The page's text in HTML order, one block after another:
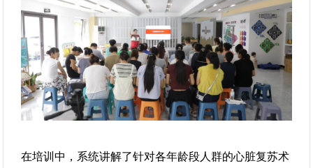
在培训中，系统讲解了针对各年龄段人群的心脏复苏术